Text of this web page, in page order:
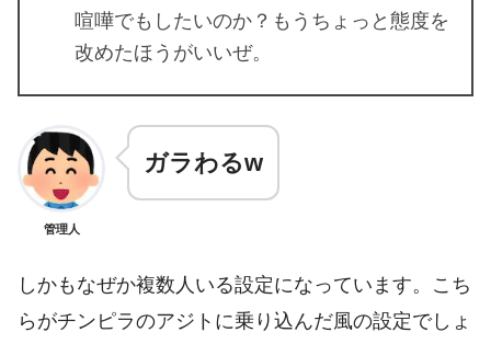
喧嘩でもしたいのか？もうちょっと態度を
改めたほうがいいぜ。
管理人
ガラわるw
しかもなぜか複数人いる設定になっています。こち
らがチンピラのアジトに乗り込んだ風の設定でしょ